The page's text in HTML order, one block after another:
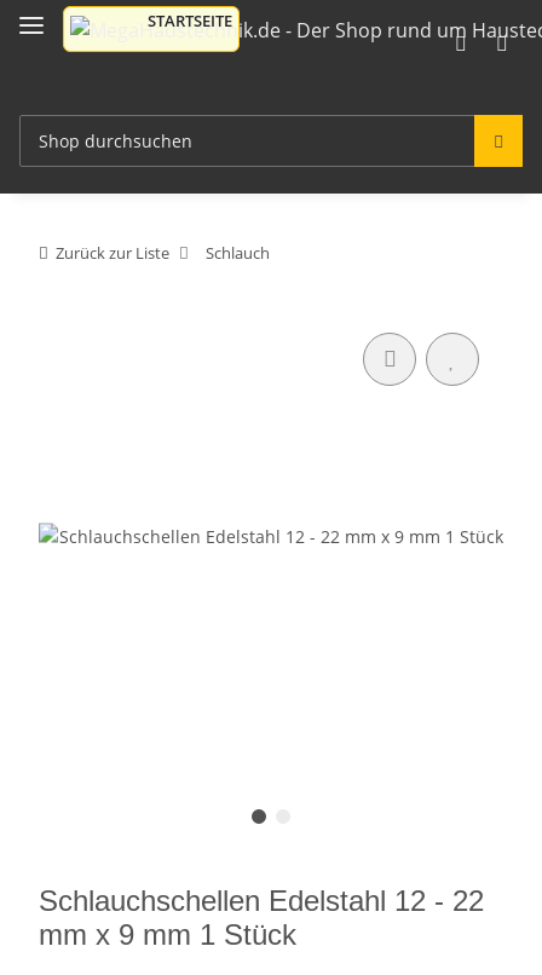
Zurück zur Liste Schlauch
Schlauchschellen Edelstahl 12 - 22
mm x 9 mm 1 Stück